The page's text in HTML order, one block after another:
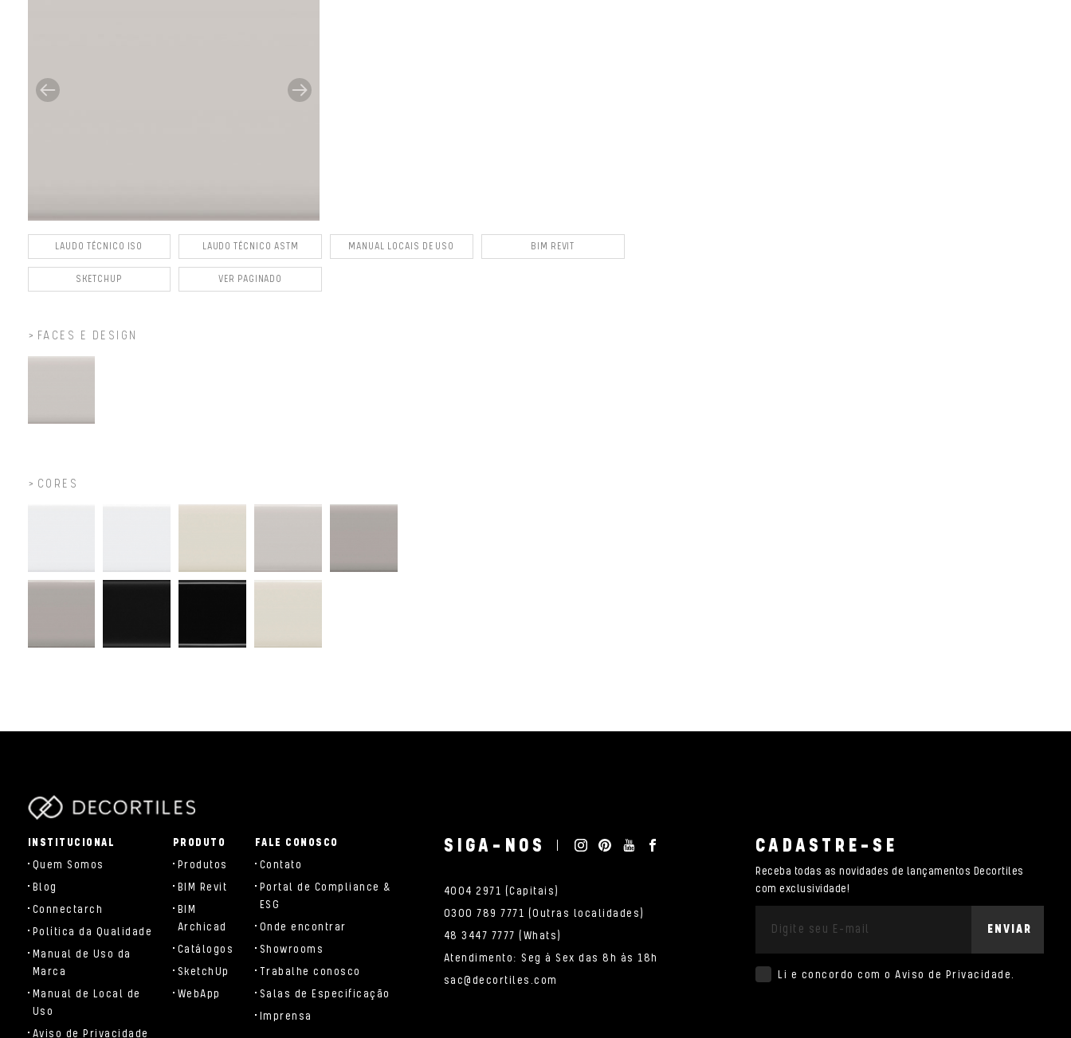
LAUDO TÉCNICO ISO LAUDO TÉCNICO ASTM MANUAL LOCAIS DE USO BIM REVIT
SKETCHUP VER PAGINADO
FACES E DESIGN
CORES
INSTITUCIONAL
Quem Somos
Blog
Connectarch
Política da Qualidade
Manual de Uso da
Marca
Manual de Local de
Uso
Aviso de Privacidade
PRODUTO
Produtos
BIM Revit
BIM
Archicad
Catálogos
SketchUp
WebApp
FALE CONOSCO
Contato
Portal de Compliance &
ESG
Onde encontrar
Showrooms
Trabalhe conosco
Salas de Especificação
Imprensa
SIGA-NOS
4004 2971 (Capitais)
0300 789 7771 (Outras localidades)
48 3447 7777 (Whats)
Atendimento: Seg à Sex das 8h às 18h
sac@decortiles.com
CADASTRE-SE
Receba todas as novidades de lançamentos Decortiles
com exclusividade!
ENVIAR
Li e concordo com o Aviso de Privacidade.